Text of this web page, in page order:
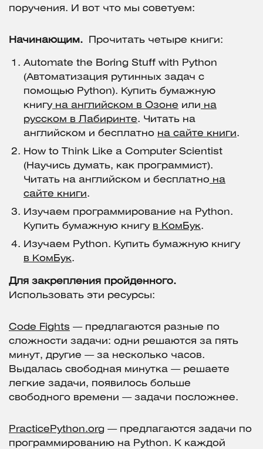
поручения. И вот что мы советуем:
Начинающим. Прочитать четыре книги:
Automate the Boring Stuff with Python
(Автоматизация рутинных задач с
помощью Python). Купить бумажную
книгуна английском в Озоне или на
русском в Лабиринте. Читать на
английском и бесплатно на сайте книги.
How to Think Like a Computer Scientist
(Научись думать, как программист).
Читать на английском и бесплатно на
сайте книги.
Изучаем программирование на Python.
Купить бумажную книгу в КомБук.
Изучаем Python. Купить бумажную книгу
в КомБук.
Для закрепления пройденного.
Использовать эти ресурсы:
Code Fights — предлагаются разные по
сложности задачи: одни решаются за пять
минут, другие — за несколько часов.
Выдалась свободная минутка — решаете
легкие задачи, появилось больше
свободного времени — задачи посложнее.
PracticePython.org — предлагаются задачи по
программированию на Python. К каждой